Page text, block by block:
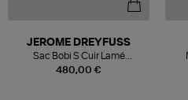
480,00 €
JEROME DREYFUSS
Sac Bobi S Cuir Lamé
Champagne